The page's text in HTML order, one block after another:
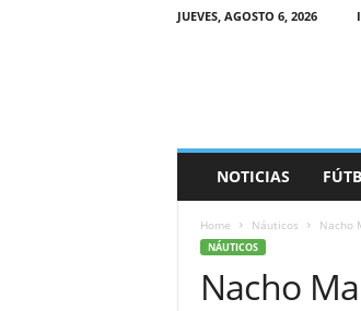
JUEVES, AGOSTO 6, 2026
r
NOTICIAS
Home Náuticos Nacho
NÁUTICOS
Nacho